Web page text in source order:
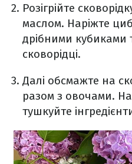
Розігрійте
маслом. Наріжте
дрібними кубиками
сковорідці.
Далі обсмажте на
разом з овочами.
тушкуйте